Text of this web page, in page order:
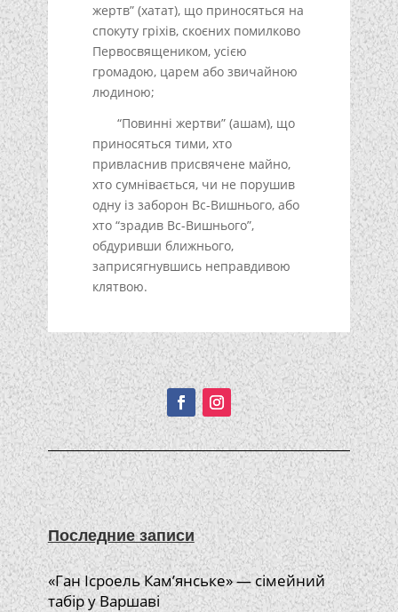
жертв” (хатат), що приносяться на
спокуту гріхів, скоєних помилково
Первосвящеником, усією
громадою, царем або звичайною
людиною;
“Повинні жертви” (ашам), що
приносяться тими, хто
привласнив присвячене майно,
хто сумнівається, чи не порушив
одну із заборон Вс-Вишнього, або
хто “зрадив Вс-Вишнього”,
обдуривши ближнього,
заприсягнувшись неправдивою
клятвою.
Подписывайтесь!
Последние записи
«Ган Ісроель Кам’янське» — сімейний
табір у Варшаві